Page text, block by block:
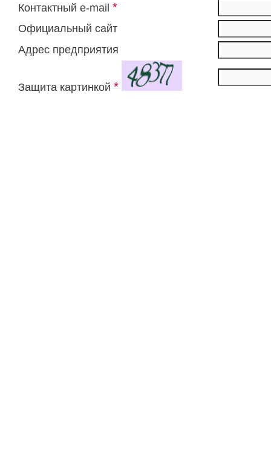
Контактный e-mail *
Официальный сайт
Адрес предприятия
Защита картинкой *